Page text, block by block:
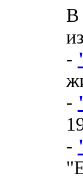
В
-
-
-